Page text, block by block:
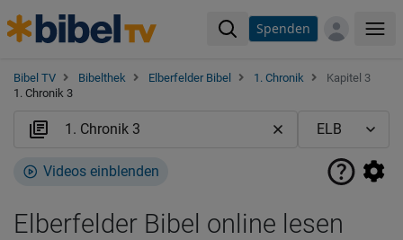
Spenden
Bibel TV Bibelthek Elberfelder Bibel 1. Chronik
Kapitel 3
1. Chronik 3
Videos einblenden
Elberfelder Bibel online lesen